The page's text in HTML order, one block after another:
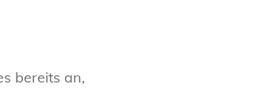
bereits an,